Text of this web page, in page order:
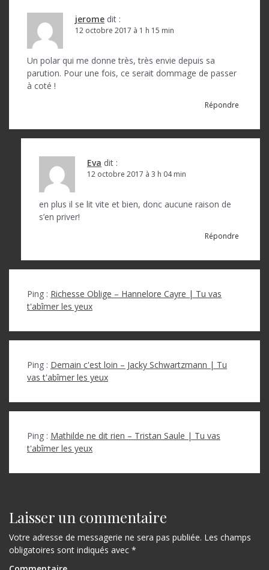
l
l
jerome dit :
12 octobre 2017 à 1 h 15 min
Un polar qui me donne très, très envie depuis sa
parution. Pour une fois, ce serait dommage de passer
à coté !
Répondre
Eva dit :
12 octobre 2017 à 3 h 04 min
en plus il se lit vite et bien, donc aucune raison de
s’en priver!
Répondre
Ping : Richesse Oblige – Hannelore Cayre | Tu vas
t'abîmer les yeux
Ping : Demain c'est loin – Jacky Schwartzmann | Tu
vas t'abîmer les yeux
Ping : Mathilde ne dit rien – Tristan Saule | Tu vas
t'abîmer les yeux
Laisser un commentaire
Votre adresse de messagerie ne sera pas publiée. Les champs
obligatoires sont indiqués avec *